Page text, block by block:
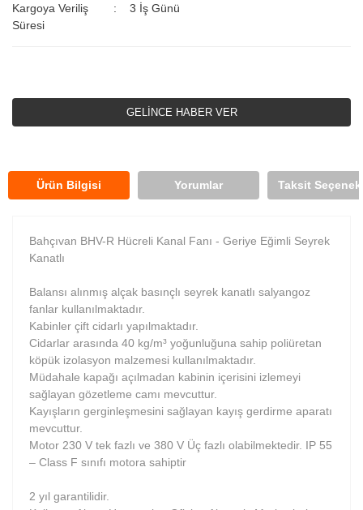
Kargoya Veriliş
Süresi
3 İş Günü
GELİNCE HABER VER
Ürün Bilgisi Yorumlar Taksit
Bahçıvan BHV-R Hücreli Kanal Fanı - Geriye Eğimli Seyrek
Kanatlı
Balansı alınmış alçak basınçlı seyrek kanatlı salyangoz
fanlar kullanılmaktadır.
Kabinler çift cidarlı yapılmaktadır.
Cidarlar arasında 40 kg/m³ yoğunluğuna sahip poliüretan
köpük izolasyon malzemesi kullanılmaktadır.
Müdahale kapağı açılmadan kabinin içerisini izlemeyi
sağlayan gözetleme camı mevcuttur.
Kayışların gerginleşmesini sağlayan kayış gerdirme aparatı
mevcuttur.
Motor 230 V tek fazlı ve 380 V Üç fazlı olabilmektedir. IP 55
– Class F sınıfı motora sahiptir
2 yıl garantilidir.